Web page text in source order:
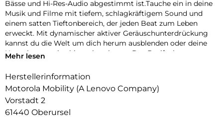
Bässe und Hi-Res-Audio abgestimmt ist.Tauche ein in deine
Musik und Filme mit tiefem, schlagkräftigem Sound und
einem satten Tieftonbereich, der jeden Beat zum Leben
erweckt. Mit dynamischer aktiver Geräuschunterdrückung
kannst du die Welt um dich herum ausblenden oder deine
Umgebung weiterhin wahrnehmen. Das Dreifach-
Sprachanrufe. Und mit der Moto Buds-App kannst du dein
und dazu noch jede Menge Spielzeit, Schnellladen und ein
wasserabweisendes Design. Fühle, wie der Beat zum Leben
erwacht mit moto buds bass.
Mehr lesen
Herstellerinformation
Motorola Mobility (A Lenovo Company)
Vorstadt 2
61440 Oberursel